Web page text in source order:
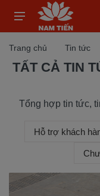
Trang chủ Tin tức
TẤT CẢ TIN
Tổng hợp tin tức,
Hỗ trợ khách